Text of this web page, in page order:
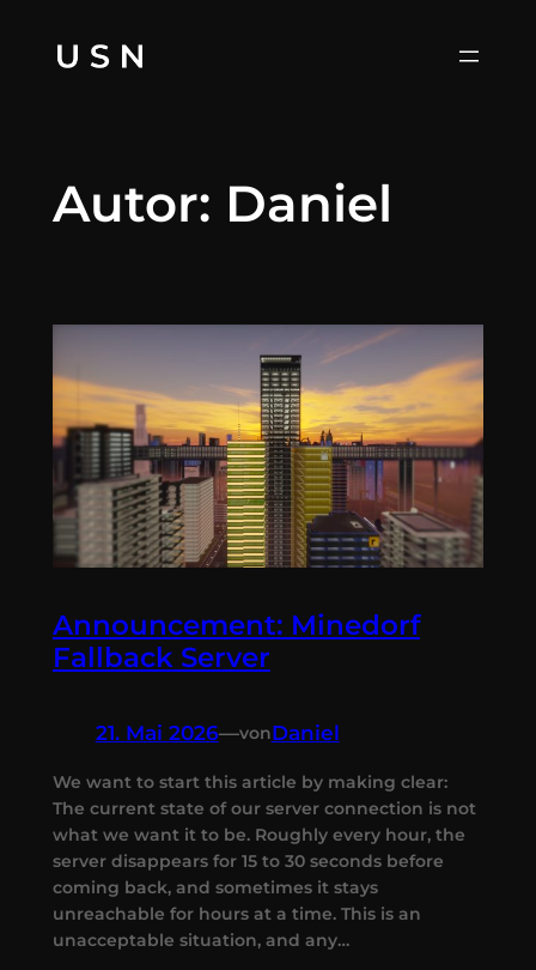
Inhalt
Autor: Daniel
Announcement: Minedorf
Fallback Server
21. Mai 2026—vonDaniel
We want to start this article by making clear:
The current state of our server connection is not
what we want it to be. Roughly every hour, the
server disappears for 15 to 30 seconds before
coming back, and sometimes it stays
unreachable for hours at a time. This is an
unacceptable situation, and any…